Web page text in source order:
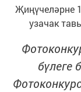
Җиңүчеләрне
узачак
бүлеге